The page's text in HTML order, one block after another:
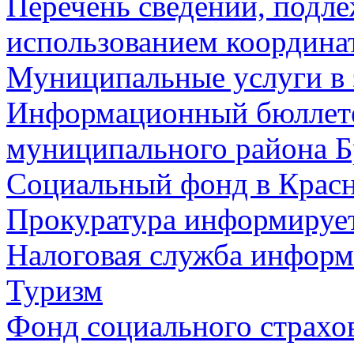
использованием
Муниципальные услуги в
Информационный
муниципального района
Социальный фонд в
Прокуратура
Налоговая служба
Туризм
Фонд социального